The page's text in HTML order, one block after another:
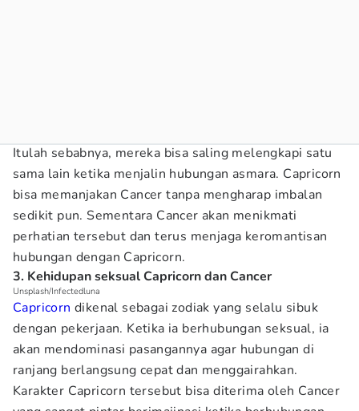
Itulah sebabnya, mereka bisa saling melengkapi satu
sama lain ketika menjalin hubungan asmara. Capricorn
bisa memanjakan Cancer tanpa mengharap imbalan
sedikit pun. Sementara Cancer akan menikmati
perhatian tersebut dan terus menjaga keromantisan
hubungan dengan Capricorn.
3. Kehidupan seksual Capricorn dan Cancer
Unsplash/Infectedluna
Capricorn dikenal sebagai zodiak yang selalu sibuk
dengan pekerjaan. Ketika ia berhubungan seksual, ia
akan mendominasi pasangannya agar hubungan di
ranjang berlangsung cepat dan menggairahkan.
Karakter Capricorn tersebut bisa diterima oleh Cancer